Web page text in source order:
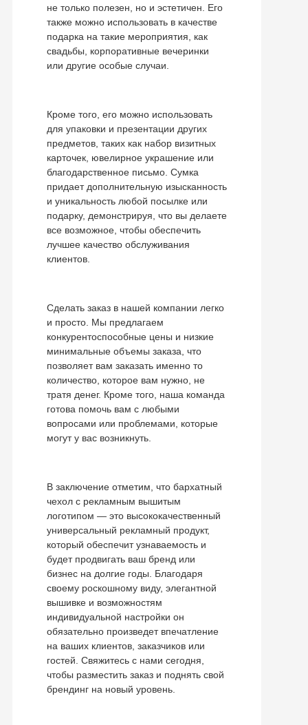
не только полезен, но и эстетичен. Его
также можно использовать в качестве
подарка на такие мероприятия, как
свадьбы, корпоративные вечеринки
или другие особые случаи.
Кроме того, его можно использовать
для упаковки и презентации других
предметов, таких как набор визитных
карточек, ювелирное украшение или
благодарственное письмо. Сумка
придает дополнительную изысканность
и уникальность любой посылке или
подарку, демонстрируя, что вы делаете
все возможное, чтобы обеспечить
лучшее качество обслуживания
клиентов.
Сделать заказ в нашей компании легко
и просто. Мы предлагаем
конкурентоспособные цены и низкие
минимальные объемы заказа, что
позволяет вам заказать именно то
количество, которое вам нужно, не
тратя денег. Кроме того, наша команда
готова помочь вам с любыми
вопросами или проблемами, которые
могут у вас возникнуть.
В заключение отметим, что бархатный
чехол с рекламным вышитым
логотипом — это высококачественный
универсальный рекламный продукт,
который обеспечит узнаваемость и
будет продвигать ваш бренд или
бизнес на долгие годы. Благодаря
своему роскошному виду, элегантной
вышивке и возможностям
индивидуальной настройки он
обязательно произведет впечатление
на ваших клиентов, заказчиков или
гостей. Свяжитесь с нами сегодня,
чтобы разместить заказ и поднять свой
брендинг на новый уровень.